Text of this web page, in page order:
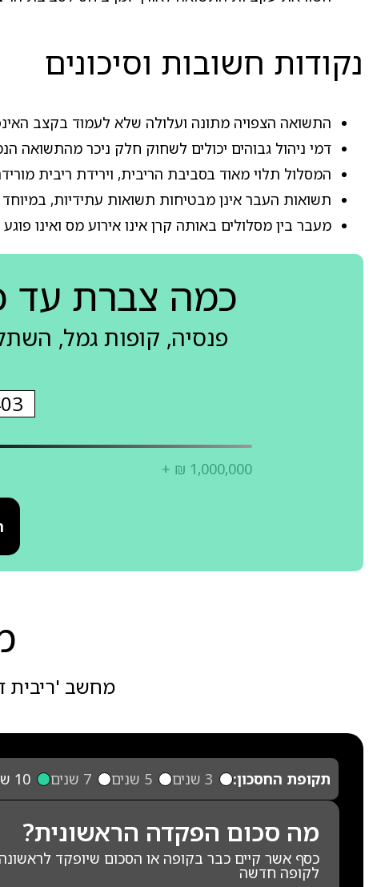
נקודות חשובות וסיכונים
התשואה הצפויה מתונה ועלולה שלא לעמוד בקצב
דמי ניהול גבוהים יכולים לשחוק חלק ניכר מהתשואה
המסלול תלוי מאוד בסביבת הריבית, וירידת ריבית
תשואות העבר אינן מבטיחות תשואות עתידיות,
מעבר בין מסלולים באותה קרן אינו אירוע מס ואינו
כמה צברת עד
פנסיה, קופות גמל,
+ ₪ 1,000,000
מחשב 'ריבית
תקופת החסכון: 3 שנים 5 שנים 7 שנים 10 שנים
מה סכום הפקדה הראשונית?
כסף אשר קיים כבר בקופה או הסכום שיופקד
לקופה חדשה